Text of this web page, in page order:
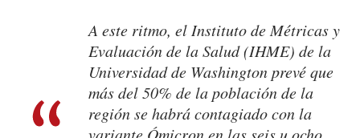
A este ritmo, el Instituto de Métricas y
Evaluación de la Salud (IHME) de la
Universidad de Washington prevé que
más del 50% de la población de la
región se habrá contagiado con la